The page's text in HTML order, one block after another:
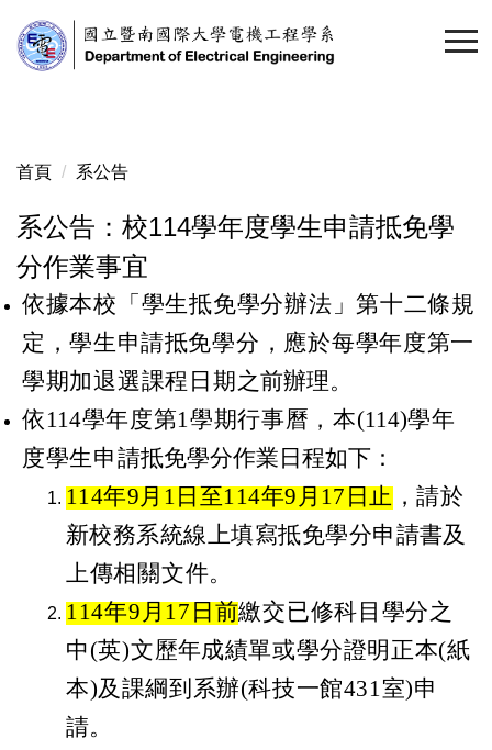
到
主
區
首頁 系公告
系公告：校114學年度學生申請抵免學
分作業事宜
依據本校「學生抵免學分辦法」第十二條規
定，學生申請抵免學分，應於每學年度第一
學期加退選課程日期 之前辦理。
依1 14學年度第1 學期行事曆，本(1 14)學年
度學生申請抵免學分作業日程如下：
114年9月1日至114年9月17日止 ，請於
新校務系統線上填寫抵免學分申請書及
上傳相關文件。
114年9 月 17 日前繳交已修科目學分之
中(英)文歷年成績單或學分證明正本(紙
本)及課綱到系辦(科技一館431室)申
請。